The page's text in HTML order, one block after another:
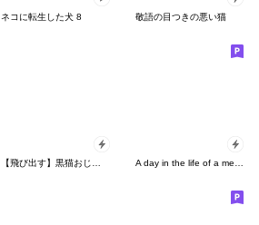
ネコに転生した犬 8 敬語の目つきの悪い猫